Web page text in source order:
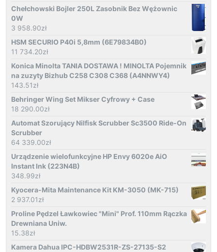
Chełchowski Bojler 250L Zasobnik Bez Wężownic
0W
3 958.90zł
HSM SECURIO P40i 5,8mm (6E79834B0)
11 734.20zł
Konica Minolta TANIA DOSTAWA ! MINOLTA Pojemnik
na zuzyty Bizhub C258 C308 C368 (A4NNWY4)
143.51zł
Behringer Wing Set Mikser Cyfrowy + Case
18 290.00zł
Automat Szorujący Nilfisk Scrubber Sc3500 Ride-On
Scrubber
64 339.00zł
Urządzenie wielofunkcyjne HP Envy 6020e AiO
Instant Ink (223N4B)
348.99zł
Kyocera-Mita Maintenance Kit KM-3050 (MK-715)
2 937.01zł
Proline Pędzel Ławkowiec "Mini" Prof. 110mm Rączka
Drewniana Uniw.
15.38zł
Kamera Dahua IPC-HDBW2531R-ZS-27135-S2